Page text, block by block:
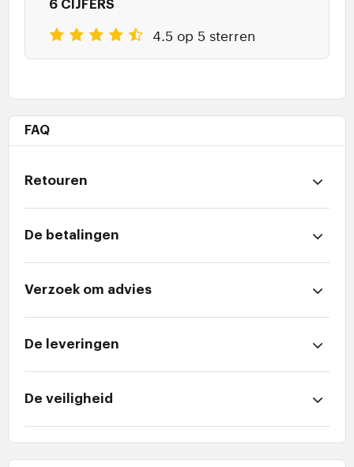
6 CIJFERS
4.5 op 5 sterren
FAQ
Retouren
De betalingen
Verzoek om advies
De leveringen
De veiligheid